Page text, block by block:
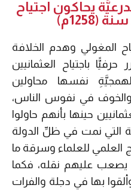
يحاكون اجتياح
(1258م)
المغولي وهدم الخلافة
(1258م)، تكرر حرفيًّا باجتياح العثمانيين
(1818م)، بالهمجيَّةِ نفسها محاولين
في نفوس الناس،
حينها بأنهم حاولوا
التي نمت في ظلِّ الدولة
العلمي للعلماء وسرقة ما
عليهم نقله، فكما
بها في دجلة والفرات